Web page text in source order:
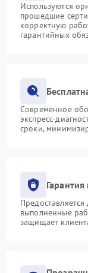
Используются
прошедшие
корректную
гарантийных
Современное
экспресс-
сроки,
выполненные
защищает